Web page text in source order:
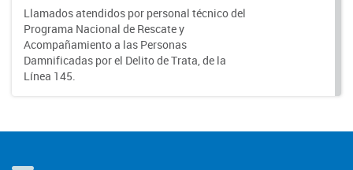
Llamados atendidos por personal técnico del
Programa Nacional de Rescate y
Acompañamiento a las Personas
Damnificadas por el Delito de Trata, de la
Línea 145.